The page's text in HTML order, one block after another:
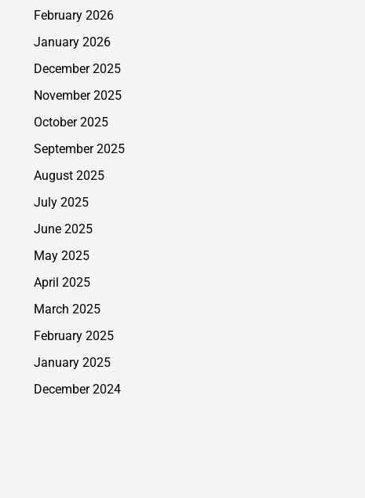
February 2026
January 2026
December 2025
November 2025
October 2025
September 2025
August 2025
July 2025
June 2025
May 2025
April 2025
March 2025
February 2025
January 2025
December 2024